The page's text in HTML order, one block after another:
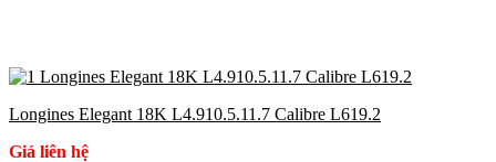
Longines Elegant 18K L4.910.5.11.7 Calibre L619.2
Giá liên hệ